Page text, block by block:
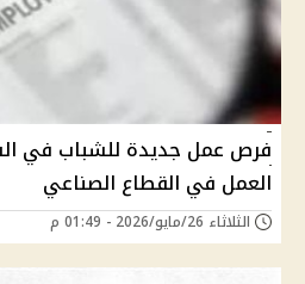
فرص عمل جديدة للشباب في
العمل في القطاع الصناعي
الثلاثاء 26/مايو/2026 - 01:49 م